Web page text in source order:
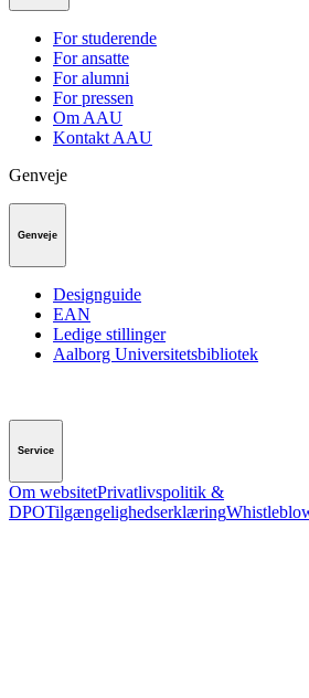
For studerende
For ansatte
For alumni
For pressen
Om AAU
Kontakt AAU
Genveje
Genveje
Designguide
EAN
Ledige stillinger
Aalborg Universitetsbibliotek
Service
Om websitetPrivatlivspolitik &
DPOTilgængelighedserklæring